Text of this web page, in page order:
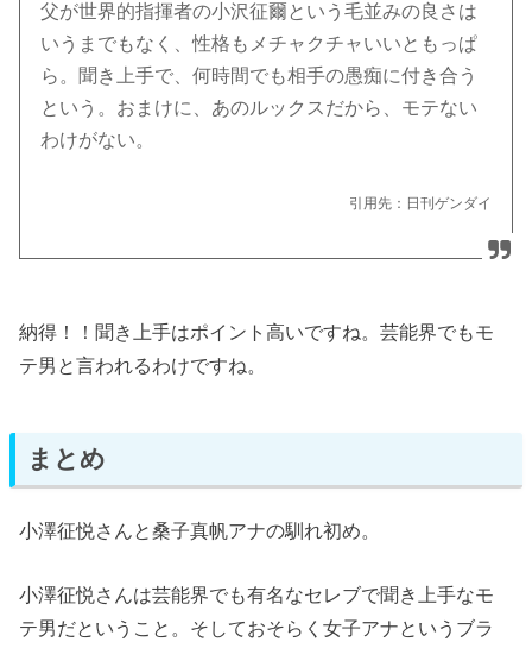
父が世界的指揮者の小沢征爾という毛並みの良さは
いうまでもなく、性格もメチャクチャいいともっぱ
ら。聞き上手で、何時間でも相手の愚痴に付き合う
という。おまけに、あのルックスだから、モテない
わけがない。
引用先：日刊ゲンダイ
納得！！聞き上手はポイント高いですね。芸能界でもモ
テ男と言われるわけですね。
まとめ
小澤征悦さんと桑子真帆アナの馴れ初め。
小澤征悦さんは芸能界でも有名なセレブで聞き上手なモ
テ男だということ。そしておそらく女子アナというブラ